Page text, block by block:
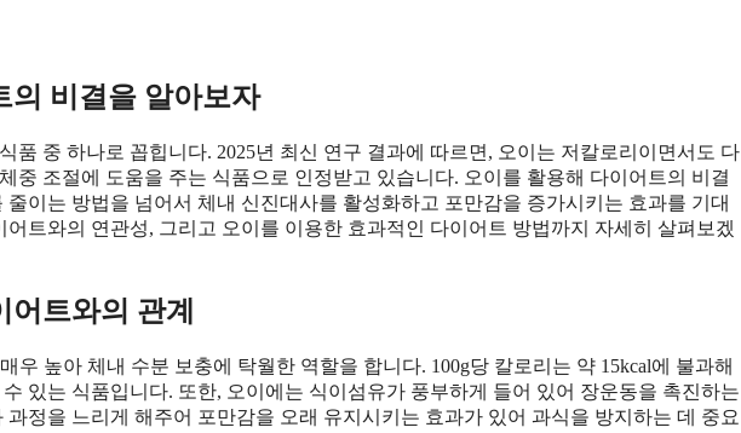
의 비결을 알아보자
품 중 하나로 꼽힙니다. 2025년 최신 연구 결과에 따르면, 오이는 저칼로리이면서도 다
중 조절에 도움을 주는 식품으로 인정받고 있습니다. 오이를 활용해 다이어트의 비결
이는 방법을 넘어서 체내 신진대사를 활성화하고 포만감을 증가시키는 효과를 기대
트와의 연관성, 그리고 오이를 이용한 효과적인 다이어트 방법까지 자세히 살펴보겠
트와의 관계
우 높아 체내 수분 보충에 탁월한 역할을 합니다. 100g당 칼로리는 약 15kcal에 불과해
있는 식품입니다. 또한, 오이에는 식이섬유가 풍부하게 들어 있어 장운동을 촉진하는
정을 느리게 해주어 포만감을 오래 유지시키는 효과가 있어 과식을 방지하는 데 중요